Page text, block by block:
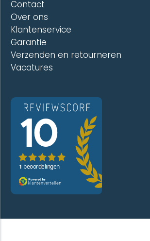
Contact
Over ons
Klantenservice
Garantie
Verzenden en retourneren
Vacatures